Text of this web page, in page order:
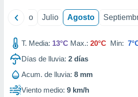
de
1199
Junio Julio Agosto
T. Media: 13°C Max.: 20°C Min:
Días de lluvia: 2 días
Acum. de lluvia: 8 mm
Viento medio: 9 km/h